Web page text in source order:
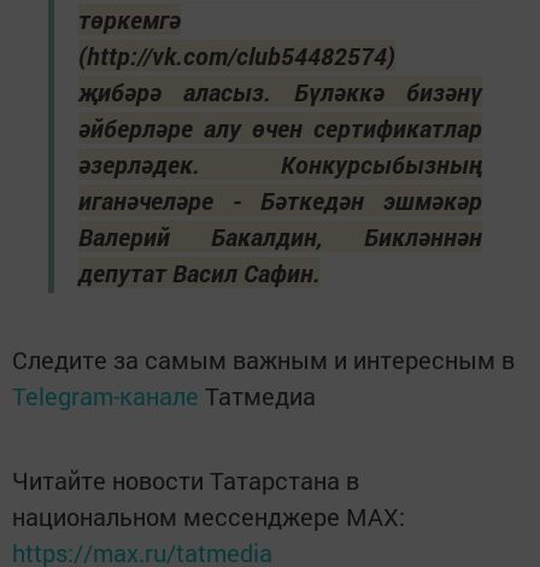
төркемгә
(http://vk.com/club54482574)
җибәрә аласыз. Бүләккә бизәнү
әйберләре алу өчен сертификатлар
әзерләдек. Конкурсыбызның
иганәчеләре - Бәткедән эшмәкәр
Валерий Бакалдин, Бикләннән
депутат Васил Сафин.
Следите за самым важным и интересным в
Telegram-канале Татмедиа
Читайте новости Татарстана в
национальном мессенджере MАХ:
https://max.ru/tatmedia